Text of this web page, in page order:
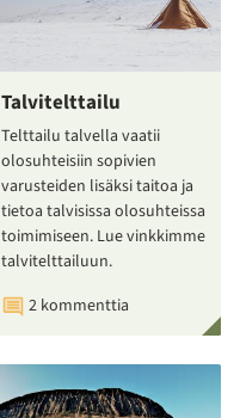
Talvitelttailu
Telttailu talvella vaatii
olosuhteisiin sopivien
varusteiden lisäksi taitoa ja
tietoa talvisissa olosuhteissa
toimimiseen. Lue vinkkimme
talvitelttailuun.
2 kommenttia